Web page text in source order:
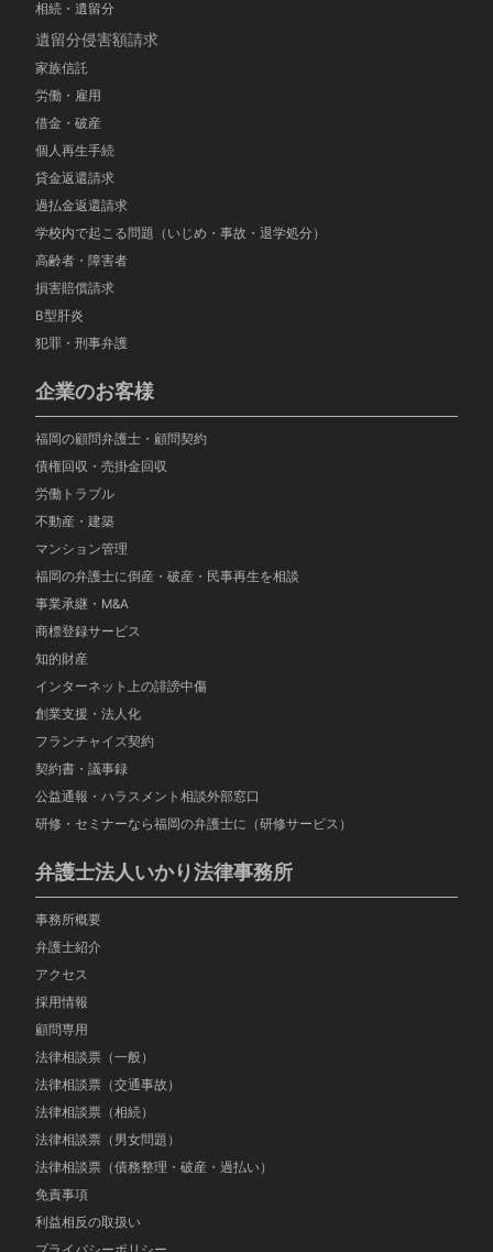
相続・遺留分
遺留分侵害額請求
家族信託
労働・雇用
借金・破産
個人再生手続
貸金返還請求
過払金返還請求
学校内で起こる問題（いじめ・事故・退学処分）
高齢者・障害者
損害賠償請求
B型肝炎
犯罪・刑事弁護
企業のお客様
福岡の顧問弁護士・顧問契約
債権回収・売掛金回収
労働トラブル
不動産・建築
マンション管理
福岡の弁護士に倒産・破産・民事再生を相談
事業承継・M&A
商標登録サービス
知的財産
インターネット上の誹謗中傷
創業支援・法人化
フランチャイズ契約
契約書・議事録
公益通報・ハラスメント相談外部窓口
研修・セミナーなら福岡の弁護士に（研修サービス）
弁護士法人いかり法律事務所
事務所概要
弁護士紹介
アクセス
採用情報
顧問専用
法律相談票（一般）
法律相談票（交通事故）
法律相談票（相続）
法律相談票（男女問題）
法律相談票（債務整理・破産・過払い）
免責事項
利益相反の取扱い